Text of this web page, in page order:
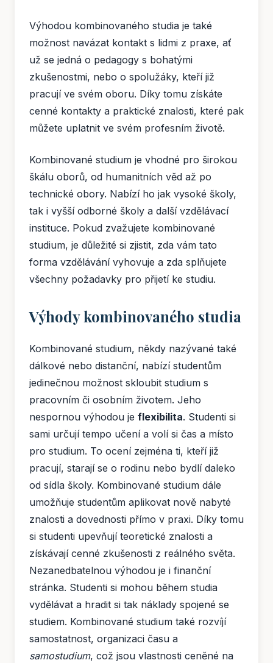
Výhodou kombinovaného studia je také
možnost navázat kontakt s lidmi z praxe, ať
už se jedná o pedagogy s bohatými
zkušenostmi, nebo o spolužáky, kteří již
pracují ve svém oboru. Díky tomu získáte
cenné kontakty a praktické znalosti, které pak
můžete uplatnit ve svém profesním životě.
Kombinované studium je vhodné pro širokou
škálu oborů, od humanitních věd až po
technické obory. Nabízí ho jak vysoké školy,
tak i vyšší odborné školy a další vzdělávací
instituce. Pokud zvažujete kombinované
studium, je důležité si zjistit, zda vám tato
forma vzdělávání vyhovuje a zda splňujete
všechny požadavky pro přijetí ke studiu.
Výhody kombinovaného studia
Kombinované studium, někdy nazývané také
dálkové nebo distanční, nabízí studentům
jedinečnou možnost skloubit studium s
pracovním či osobním životem. Jeho
nespornou výhodou je flexibilita. Studenti si
sami určují tempo učení a volí si čas a místo
pro studium. To ocení zejména ti, kteří již
pracují, starají se o rodinu nebo bydlí daleko
od sídla školy. Kombinované studium dále
umožňuje studentům aplikovat nově nabyté
znalosti a dovednosti přímo v praxi. Díky tomu
si studenti upevňují teoretické znalosti a
získávají cenné zkušenosti z reálného světa.
Nezanedbatelnou výhodou je i finanční
stránka. Studenti si mohou během studia
vydělávat a hradit si tak náklady spojené se
studiem. Kombinované studium také rozvíjí
samostatnost, organizaci času a
samostudium, což jsou vlastnosti ceněné na